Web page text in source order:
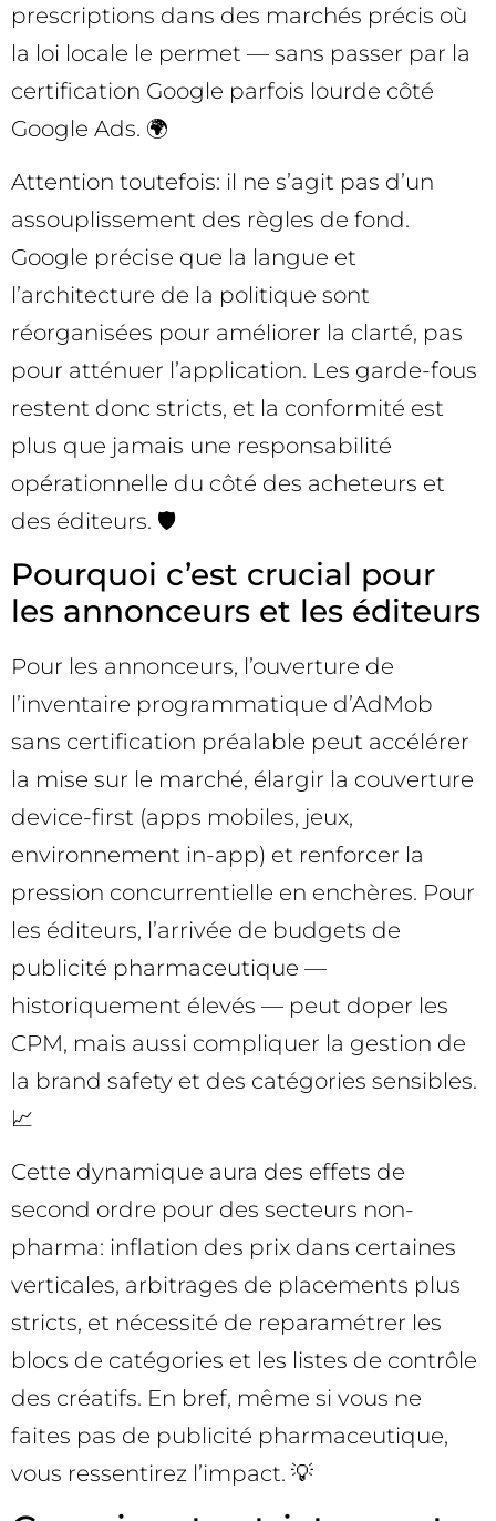
prescriptions dans des marchés précis où
la loi locale le permet — sans passer par la
certification Google parfois lourde côté
Google Ads. 🌍
Attention toutefois: il ne s’agit pas d’un
assouplissement des règles de fond.
Google précise que la langue et
l’architecture de la politique sont
réorganisées pour améliorer la clarté, pas
pour atténuer l’application. Les garde-fous
restent donc stricts, et la conformité est
plus que jamais une responsabilité
opérationnelle du côté des acheteurs et
des éditeurs. 🛡️
Pourquoi c’est crucial pour
les annonceurs et les éditeurs
Pour les annonceurs, l’ouverture de
l’inventaire programmatique d’AdMob
sans certification préalable peut accélérer
la mise sur le marché, élargir la couverture
device-first (apps mobiles, jeux,
environnement in-app) et renforcer la
pression concurrentielle en enchères. Pour
les éditeurs, l’arrivée de budgets de
publicité pharmaceutique —
historiquement élevés — peut doper les
CPM, mais aussi compliquer la gestion de
la brand safety et des catégories sensibles.
📈
Cette dynamique aura des effets de
second ordre pour des secteurs non-
pharma: inflation des prix dans certaines
verticales, arbitrages de placements plus
stricts, et nécessité de reparamétrer les
blocs de catégories et les listes de contrôle
des créatifs. En bref, même si vous ne
faites pas de publicité pharmaceutique,
vous ressentirez l’impact. 💡